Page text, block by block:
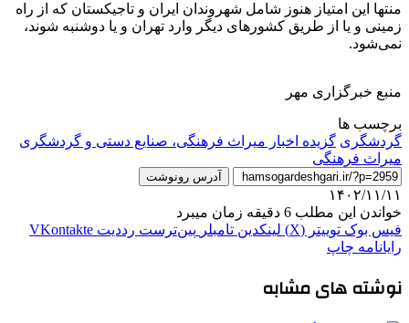
منتها این امتیاز هنوز شامل شهروندان ایران و تاجیکستان که از راه
زمینی و یا از طریق کشورهای دیگر وارد تهران و یا دوشنبه شوند،
نمی‌شود.
منبع خبرگزاری مهر
برچسب ها
گردشگری گزیده اخبار میراث فرهنگی، صنایع دستی و گردشگری
میراث فرهنگی
آدرس رونوشت
۱۴۰۲/۱۱/۱۱
خواندن این مطلب 6 دقیقه زمان میبرد
فیس بوک توییتر (X) لینکدین ‫تامبلر ‫پین‌ترست ‫رددیت ‫VKontakte
رایانامه چاپ
نوشته های مشابه